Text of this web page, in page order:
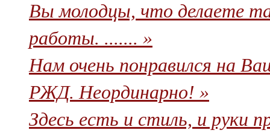
Вы молодцы, что делаете
работы. ....... »
Нам очень понравился на
РЖД. Неординарно! »
Здесь есть и стиль, и руки